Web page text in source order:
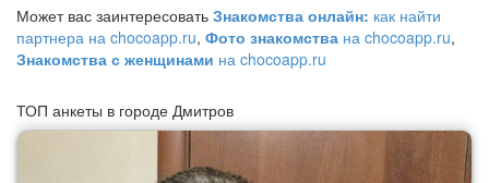
Может вас заинтересовать Знакомства онлайн: как найти
партнера на chocoapp.ru, Фото знакомства на chocoapp.ru,
Знакомства с женщинами на chocoapp.ru
ТОП анкеты в городе Дмитров